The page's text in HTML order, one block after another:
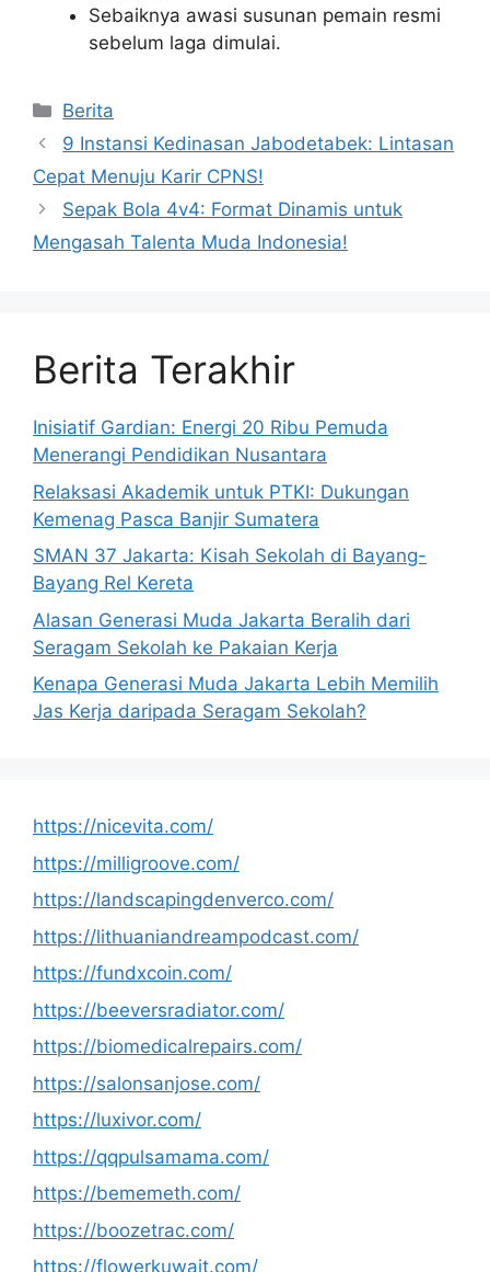
Sebaiknya awasi susunan pemain resmi
sebelum laga dimulai.
Kategori
Berita
9 Instansi Kedinasan Jabodetabek: Lintasan
Cepat Menuju Karir CPNS!
Sepak Bola 4v4: Format Dinamis untuk
Mengasah Talenta Muda Indonesia!
Berita Terakhir
Inisiatif Gardian: Energi 20 Ribu Pemuda
Menerangi Pendidikan Nusantara
Relaksasi Akademik untuk PTKI: Dukungan
Kemenag Pasca Banjir Sumatera
SMAN 37 Jakarta: Kisah Sekolah di Bayang-
Bayang Rel Kereta
Alasan Generasi Muda Jakarta Beralih dari
Seragam Sekolah ke Pakaian Kerja
Kenapa Generasi Muda Jakarta Lebih Memilih
Jas Kerja daripada Seragam Sekolah?
https://nicevita.com/
https://milligroove.com/
https://landscapingdenverco.com/
https://lithuaniandreampodcast.com/
https://fundxcoin.com/
https://beeversradiator.com/
https://biomedicalrepairs.com/
https://salonsanjose.com/
https://luxivor.com/
https://qqpulsamama.com/
https://bememeth.com/
https://boozetrac.com/
https://flowerkuwait.com/